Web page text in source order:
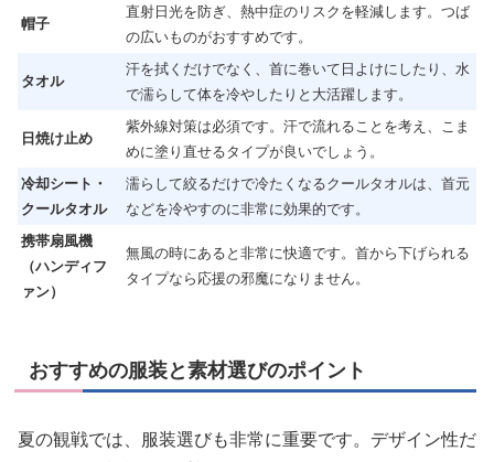
帽子
直射日光を防ぎ、熱中症のリスクを軽減します。つば
の広いものがおすすめです。
タオル
汗を拭くだけでなく、首に巻いて日よけにしたり、水
で濡らして体を冷やしたりと大活躍します。
日焼け止め
紫外線対策は必須です。汗で流れることを考え、こま
めに塗り直せるタイプが良いでしょう。
冷却シート・
クールタオル
濡らして絞るだけで冷たくなるクールタオルは、首元
などを冷やすのに非常に効果的です。
携帯扇風機
（ハンディフ
ァン）
無風の時にあると非常に快適です。首から下げられる
タイプなら応援の邪魔になりません。
おすすめの服装と素材選びのポイント
夏の観戦では、服装選びも非常に重要です。デザイン性だ